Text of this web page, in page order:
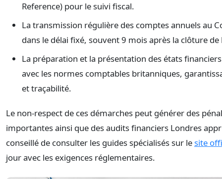
Reference) pour le suivi fiscal.
La transmission régulière des comptes annuels au
dans le délai fixé, souvent 9 mois après la clôture de
La préparation et la présentation des états
avec les normes comptables britanniques,
et traçabilité.
Le non-respect de ces démarches peut générer des
importantes ainsi que des audits financiers Londres
conseillé de consulter les guides spécialisés sur lesite
jour avec les exigences réglementaires.